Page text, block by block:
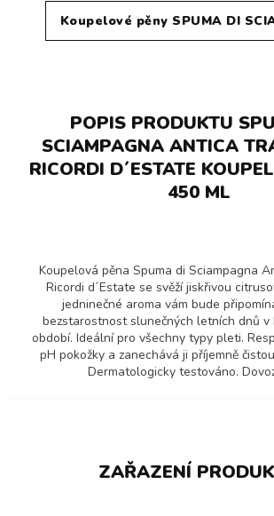
Koupelové pěny SPUMA DI
POPIS PRODUKTU
SCIAMPAGNA ANTICA
RICORDI D´ESTATE
450 ML
Koupelová pěna Spuma di Sciampagna
Ricordi d´Estate se svěží jiskřivou
jedninečné aroma vám bude
bezstarostnost slunečných letních dnů v
období. Ideální pro všechny typy pleti.
pH pokožky a zanechává ji příjemně
Dermatologicky testováno.
ZAŘAZENÍ